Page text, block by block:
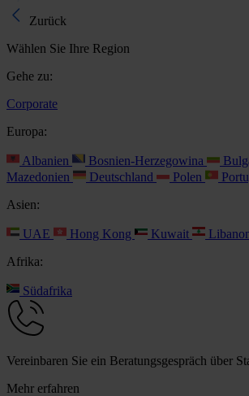
Zurück
Wählen Sie Ihre Region
Gehe zu:
Corporate
Europa:
Albanien Bosnien-Herzegowina
Mazedonien
Deutschland Polen
Asien:
UAE Hong Kong Kuwait
Afrika:
Südafrika
Vereinbaren Sie ein Beratungsgespräch über
Mehr erfahren